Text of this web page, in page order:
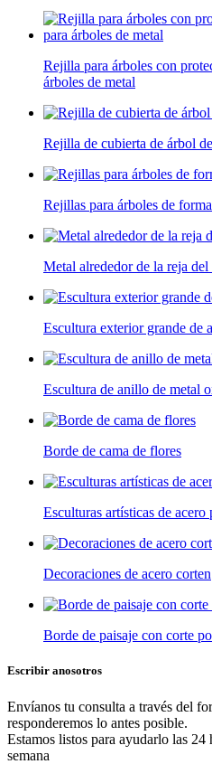
Rejilla para árboles con
árboles de metal
Rejilla de cubierta de árbol
Rejillas para árboles de
Metal alrededor de la reja del
Escultura exterior grande de
Escultura de anillo de metal
Borde de cama de flores
Esculturas artísticas de acero
Decoraciones de acero corten
Borde de paisaje con corte
Escribir anosotros
Envíanos tu consulta a través del
responderemos lo antes posible.
Estamos listos para ayudarlo las 24
semana